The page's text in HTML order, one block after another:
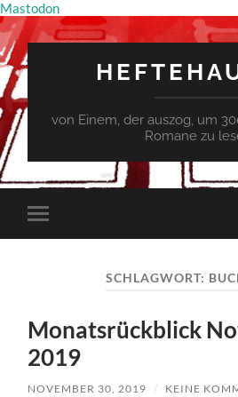
Mastodon
von Einem, der auszog, um
Romane zu
Mobile-
Menü
SCHLAGWORT:
Monatsrückblick
2019
NOVEMBER 30, 2019 / KEINE